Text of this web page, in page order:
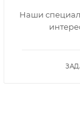
Наши